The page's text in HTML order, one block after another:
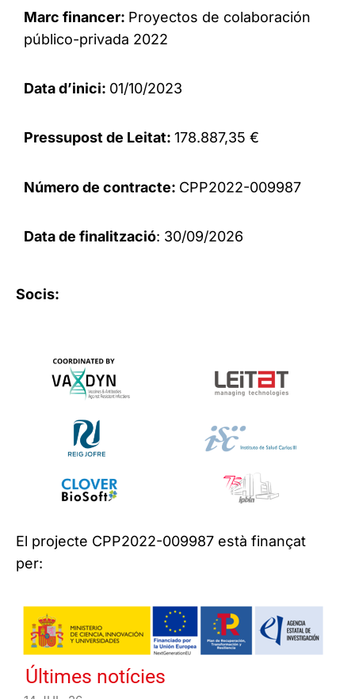
Marc financer: Proyectos de colaboración
público-privada 2022
Data d’inici: 01/10/2023
Pressupost de Leitat: 178.887,35 €
Número de contracte: CPP2022-009987
Data de finalització: 30/09/2026
Socis:
El projecte CPP2022-009987 està finançat
per:
Últimes notícies